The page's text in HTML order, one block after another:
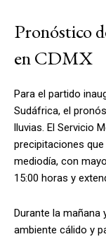
Pronóstico
en CDMX
Para el partido
Sudáfrica, el
lluvias. El Servicio
precipitaciones
mediodía, con
15:00 horas y
Durante la mañana
ambiente cálido y